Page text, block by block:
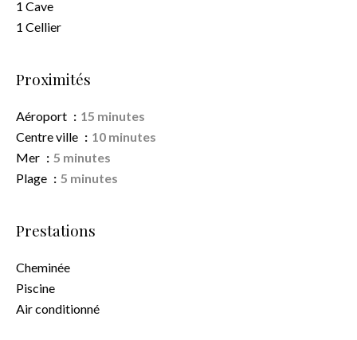
1 Cave
1 Cellier
Proximités
Aéroport
15 minutes
Centre ville
10 minutes
Mer
5 minutes
Plage
5 minutes
Prestations
Cheminée
Piscine
Air conditionné